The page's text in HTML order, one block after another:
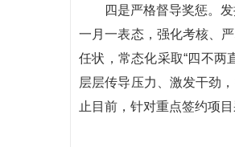
四是严格督导奖惩。
一月一表态，强化考核、
任状，常态化采取“四不两
层层传导压力、激发干劲
止目前，针对重点签约项